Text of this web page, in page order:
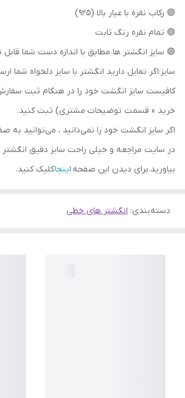
🟢 رکاب نقره با عیار بالا (۹۲۵)
🟢 تمام نقره رنگ ثابت
🟢 سایز انگشتر ها مطابق با اندازه دست شما
سایز:اگر تمایل دارید انگشتر با سایز دلخواه شما
کافیست سایز انگشت خود را در هنگام ثبت
خرید » قسمت توضیحات مشتری) ثبت کنید.
اگر سایز انگشت خود را نمی‌دانید ، می‌توانید به
در سایت مراجعه و خیلی راحت سایز دقیق
بیاورید.برای دیدن این صفحه اینجاکلیک کنید.
دسته‌بندی: انگشتر های خطی